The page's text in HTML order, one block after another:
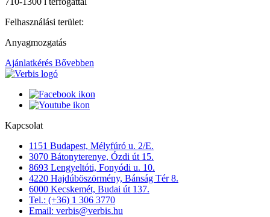
Felhasználási terület:
Anyagmozgatás
Ajánlatkérés Bővebben
Kapcsolat
1151 Budapest, Mélyfúró u. 2/E.
3070 Bátonyterenye, Ózdi út 15.
8693 Lengyeltóti, Fonyódi u. 10.
4220 Hajdúböszörmény, Bánság Tér 8.
6000 Kecskemét, Budai út 137.
Tel.: (+36) 1 306 3770
Email: verbis@verbis.hu